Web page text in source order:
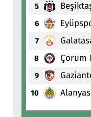
5
6
7
8 Çorum
9
10